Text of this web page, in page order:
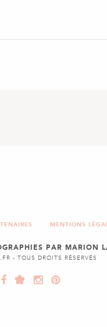
MENTIONS
PAR MARION
- TOUS DROITS RÉSERVÉS